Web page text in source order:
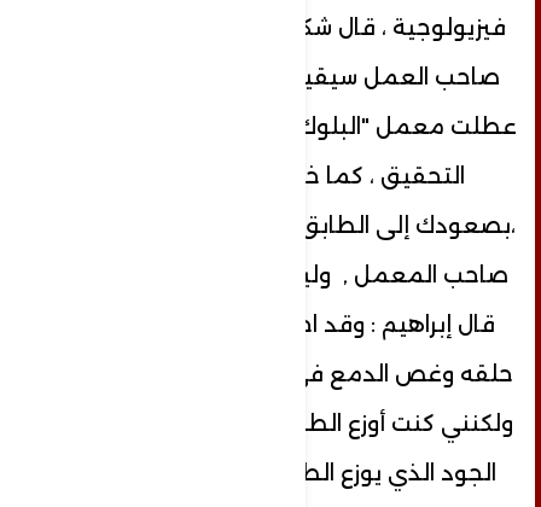
فيزيولوجية ، قال شكري: اسمع يا إبراهيم
صاحب العمل سيقيم عليك دعوى ،أنت
عطلت معمل "البلوك" أياماً عدة ،من أجل
التحقيق ، كما خالفت التعليمات
،بصعودك إلى الطابق الثالث، من دون علم
صاحب المعمل , وليس لك عمل هناك ؟
قال إبراهيم : وقد اختنقت الكلمات في
حلقه وغص الدمع في عينيه الخضراوين ...
ولكنني كنت أوزع الطعام على العمال ، أبو
الجود الذي يوزع الطعام لم يأتِ اليوم ،